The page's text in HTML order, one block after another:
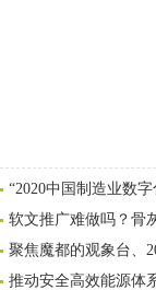
“2020中国制造业数
软文推广难做吗？骨
聚焦魔都的观象台、
推动安全高效能源体